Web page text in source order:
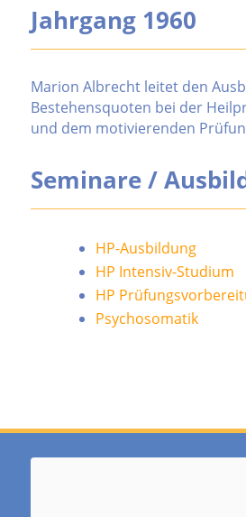
Jahrgang 1960
Marion Albrecht leitet den
Bestehensquoten bei der
und dem motivierenden
Seminare /
HP-Ausbildung
HP Intensiv-Studium
HP
Psychosomatik